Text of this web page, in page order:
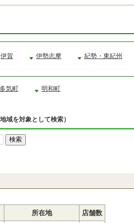
伊賀 伊勢志摩 紀勢・東紀州
多気町 明和町
地域を対象として検索）
所在地 店舗数